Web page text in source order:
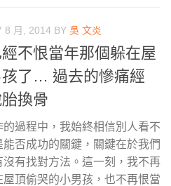
8 月, 2014 BY 吳 文炎
不恨當年那個躲在屋
了… 過去的慘痛經
換骨
過程中，我始終相信別人看不
否成功的關鍵，關鍵在於我們
沒有找對方法。這一刻，我不再
頂偷哭的小男孩，也不再恨當